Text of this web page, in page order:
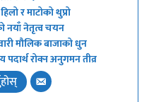
र माटोको थुप्रो
नयाँ नेतृत्व चयन
मौलिक बाजाको धुन
रोक्न अनुगमन तीव्र